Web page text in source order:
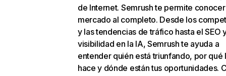
de Internet. Semrush te permite
mercado al completo. Desde los
y las tendencias de tráfico hasta el SEO
visibilidad en la IA, Semrush te ayuda a
entender quién está triunfando, por qué
hace y dónde están tus oportunidades.